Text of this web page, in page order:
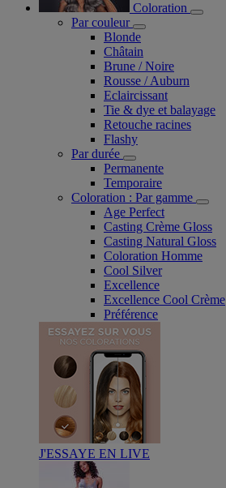
Coloration
Par couleur
Blonde
Châtain
Brune / Noire
Rousse / Auburn
Eclaircissant
Tie & dye et balayage
Retouche racines
Flashy
Par durée
Permanente
Temporaire
Coloration : Par gamme
Age Perfect
Casting Crème Gloss
Casting Natural Gloss
Coloration Homme
Cool Silver
Excellence
Excellence Cool Crème
Préférence
J'ESSAYE EN LIVE